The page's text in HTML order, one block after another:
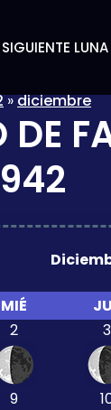
SIGUIENTE
»diciembre
MIÉ
2 3
9